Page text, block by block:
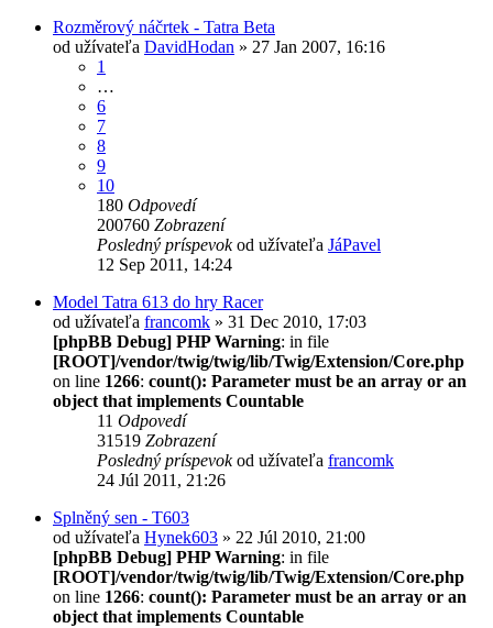
Rozměrový náčrtek - Tatra Beta
od užívateľa DavidHodan » 27 Jan 2007, 16:16
1
…
6
7
8
9
10
180 Odpovedí
200760 Zobrazení
Posledný príspevokod užívateľa JáPavel
12 Sep 2011, 14:24
Model Tatra 613 do hry Racer
od užívateľa francomk » 31 Dec 2010, 17:03
[phpBB Debug] PHP Warning: in file
[ROOT]/vendor/twig/twig/lib/Twig/Extension/Core.php
on line 1266: count(): Parameter must be an array or an
object that implements Countable
11 Odpovedí
31519 Zobrazení
Posledný príspevokod užívateľa francomk
24 Júl 2011, 21:26
Splněný sen - T603
od užívateľa Hynek603 » 22 Júl 2010, 21:00
[phpBB Debug] PHP Warning: in file
[ROOT]/vendor/twig/twig/lib/Twig/Extension/Core.php
on line 1266: count(): Parameter must be an array or an
object that implements Countable